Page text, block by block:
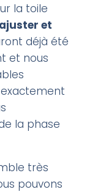
la toile
et
déjà été
et nous
la phase
très
pouvons